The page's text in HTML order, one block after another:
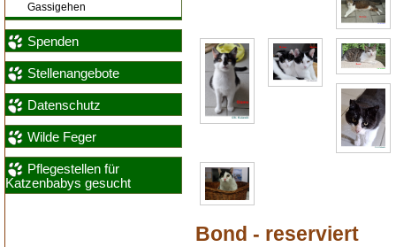
Bond - reserviert
Gassigehen
Spenden
Stellenangebote
Datenschutz
Wilde Feger
Pflegestellen für
Katzenbabys gesucht